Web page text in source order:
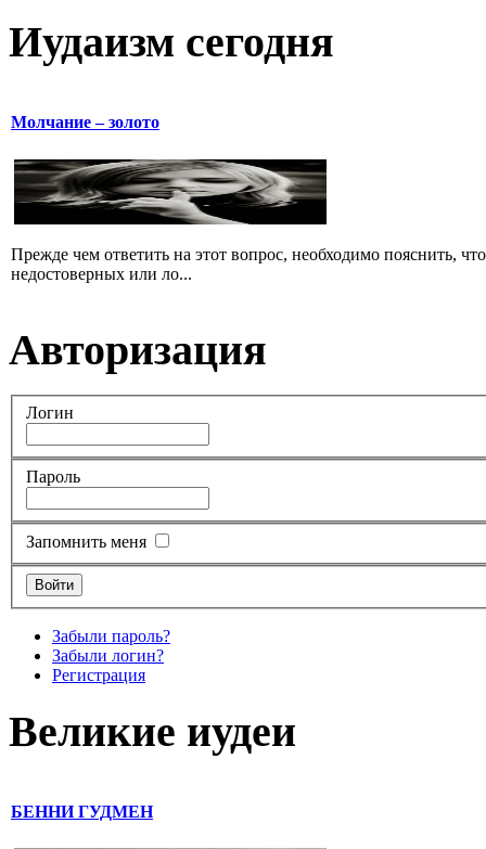
Иудаизм сегодня
Молчание – золото
Прежде чем ответить на этот вопрос, необходимо пояснить,
недостоверных или ло...
Авторизация
Логин
Пароль
Запомнить меня
Забыли пароль?
Забыли логин?
Регистрация
Великие иудеи
БЕННИ ГУДМЕН